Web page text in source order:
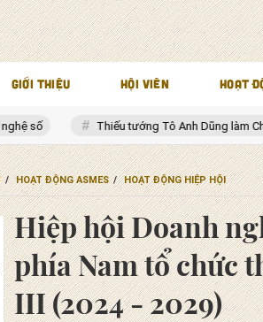
GIỚI THIỆU HỘI VIÊN HOẠT
tướng Tô Anh Dũng làm Chủ tịch UBND tỉnh
HOẠT ĐỘNG ASMES HOẠT ĐỘNG HIỆP HỘI
Hiệp hội Doanh
phía Nam tổ chức
III (2024 - 2029)